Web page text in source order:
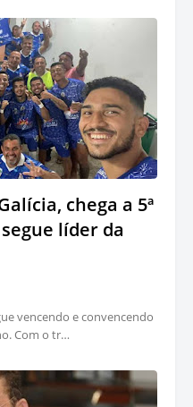
chega a 5ª
líder da
vencendo e convencendo
Com o tr…